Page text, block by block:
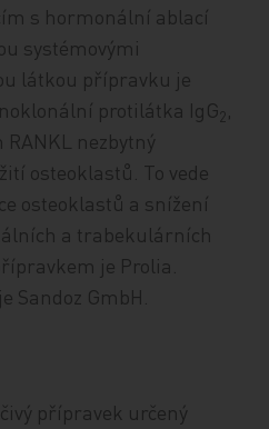
s hormonální ablací
systémovými
látkou přípravku je
protilátka IgG 2,
nezbytný
osteoklastů. To vede
osteoklastů a snížení
a trabekulárních
je Prolia.
Sandoz GmbH.
přípravek určený